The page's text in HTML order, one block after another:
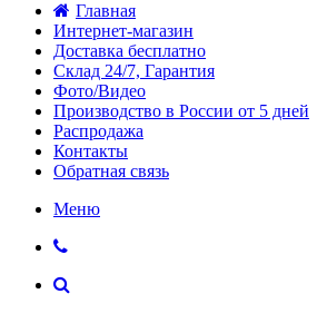
Главная
Интернет-магазин
Доставка бесплатно
Склад 24/7, Гарантия
Фото/Видео
Производство в России от 5 дней
Распродажа
Контакты
Обратная связь
Меню